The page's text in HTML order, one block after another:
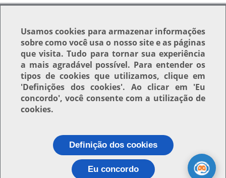
Usamoscookies para armazenar informações
sobre como você usa o nosso site e as páginas
que visita. Tudo para tornar sua experiência
a mais agradável possível. Para entender os
tipos de cookies que utilizamos, clique em
'Definições dos cookies'. Ao clicar em 'Eu
concordo', você consente com a utilização de
cookies.